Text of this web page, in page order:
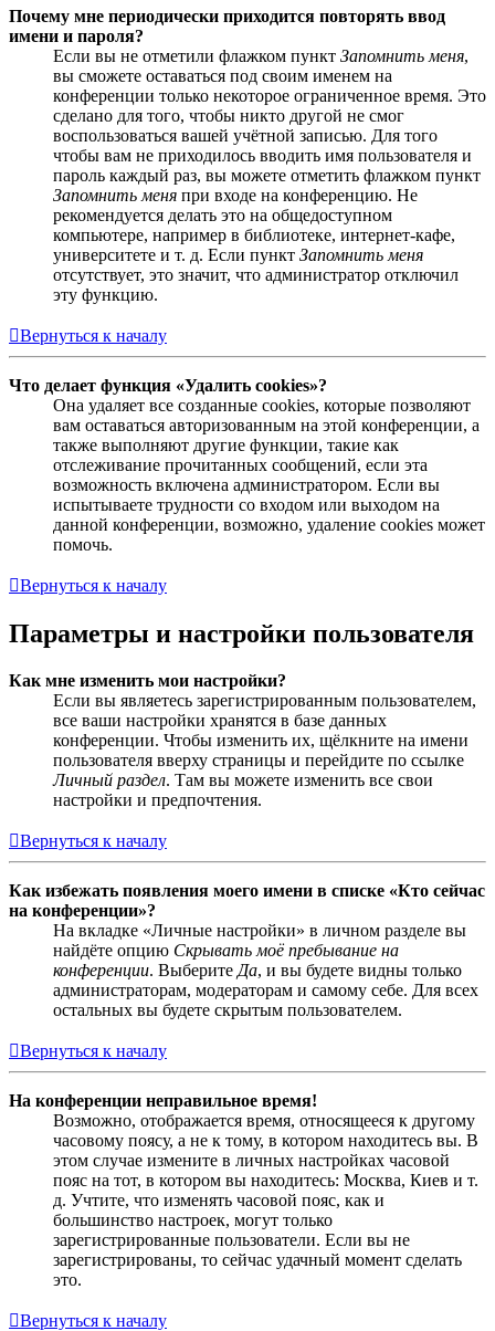
Почему мне периодически приходится повторять ввод
имени и пароля?
Если вы не отметили флажком пункт Запомнить меня,
вы сможете оставаться под своим именем на
конференции только некоторое ограниченное время. Это
сделано для того, чтобы никто другой не смог
воспользоваться вашей учётной записью. Для того
чтобы вам не приходилось вводить имя пользователя и
пароль каждый раз, вы можете отметить флажком пункт
Запомнить меня при входе на конференцию. Не
рекомендуется делать это на общедоступном
компьютере, например в библиотеке, интернет-кафе,
университете и т. д. Если пункт Запомнить меня
отсутствует, это значит, что администратор отключил
эту функцию.
Вернуться к началу
Что делает функция «Удалить cookies»?
Она удаляет все созданные cookies, которые позволяют
вам оставаться авторизованным на этой конференции, а
также выполняют другие функции, такие как
отслеживание прочитанных сообщений, если эта
возможность включена администратором. Если вы
испытываете трудности со входом или выходом на
данной конференции, возможно, удаление cookies может
помочь.
Вернуться к началу
Параметры и настройки пользователя
Как мне изменить мои настройки?
Если вы являетесь зарегистрированным пользователем,
все ваши настройки хранятся в базе данных
конференции. Чтобы изменить их, щёлкните на имени
пользователя вверху страницы и перейдите по ссылке
Личный раздел. Там вы можете изменить все свои
настройки и предпочтения.
Вернуться к началу
Как избежать появления моего имени в списке «Кто сейчас
на конференции»?
На вкладке «Личные настройки» в личном разделе вы
найдёте опцию Скрывать моё пребывание на
конференции. Выберите Да, и вы будете видны только
администраторам, модераторам и самому себе. Для всех
остальных вы будете скрытым пользователем.
Вернуться к началу
На конференции неправильное время!
Возможно, отображается время, относящееся к другому
часовому поясу, а не к тому, в котором находитесь вы. В
этом случае измените в личных настройках часовой
пояс на тот, в котором вы находитесь: Москва, Киев и т.
д. Учтите, что изменять часовой пояс, как и
большинство настроек, могут только
зарегистрированные пользователи. Если вы не
зарегистрированы, то сейчас удачный момент сделать
это.
Вернуться к началу